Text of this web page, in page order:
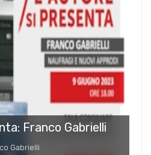
Franco Gabrielli
Gabrielli